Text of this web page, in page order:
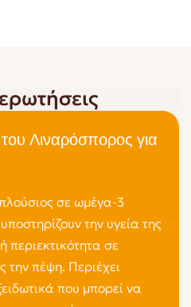
Λιναρόσπορος για
σε ωμέγα-3
την υγεία της
περιεκτικότητα σε
την πέψη. Περιέχει
που μπορεί να